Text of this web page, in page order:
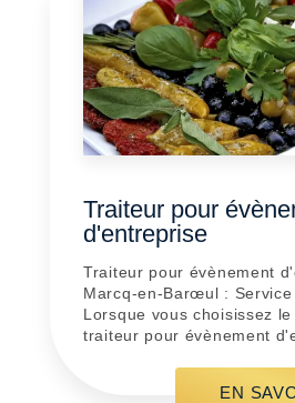
Traiteur pour
d'entreprise
Traiteur pour évènement
Marcq-en-Barœul : Service
Lorsque vous choisissez
traiteur pour évènement
EN